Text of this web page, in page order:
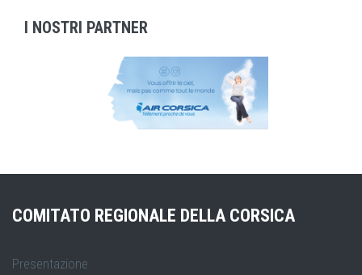
I NOSTRI PARTNER
COMITATO REGIONALE DELLA CORSICA
Presentazione